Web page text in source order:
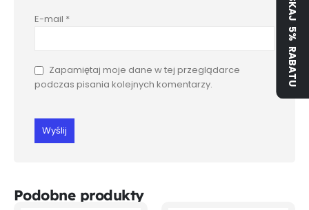
E-mail *
Zapamiętaj moje dane w tej przeglądarce
podczas pisania kolejnych komentarzy.
Podobne produkty
ZYSKAJ 5% RABATU